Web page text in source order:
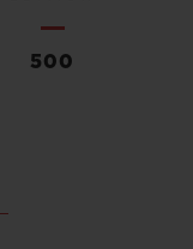
500